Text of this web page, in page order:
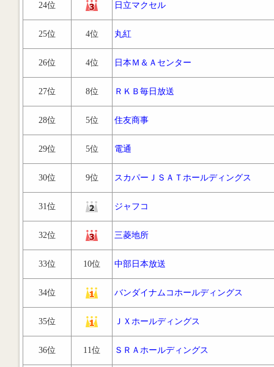
24位 日立マクセル
25位 4位 丸紅
26位 4位 日本Ｍ＆Ａセンター
27位 8位 ＲＫＢ毎日放送
28位 5位 住友商事
29位 5位 電通
30位 9位 スカパーＪＳＡＴホールディングス
31位 ジャフコ
32位 三菱地所
33位 10位 中部日本放送
34位 バンダイナムコホールディングス
35位 ＪＸホールディングス
36位 11位 ＳＲＡホールディングス